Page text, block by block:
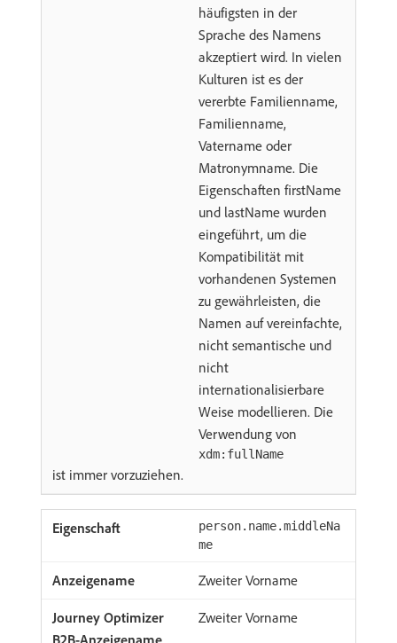
häufigsten in der
Sprache des Namens
akzeptiert wird. In vielen
Kulturen ist es der
vererbte Familienname,
Familienname,
Vatername oder
Matronymname. Die
Eigenschaften firstName
und lastName wurden
eingeführt, um die
Kompatibilität mit
vorhandenen Systemen
zu gewährleisten, die
Namen auf vereinfachte,
nicht semantische und
nicht
internationalisierbare
Weise modellieren. Die
Verwendung von
xdm:fullName
ist immer vorzuziehen.
person.name.middleNa
me
Zweiter Vorname
Zweiter Vorname